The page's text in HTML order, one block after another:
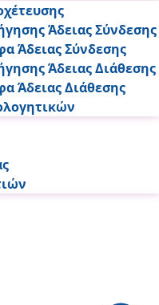
Άδειας Σύνδεσης
Άδειας Σύνδεσης
Άδειας Διάθεσης
Άδειας Διάθεσης